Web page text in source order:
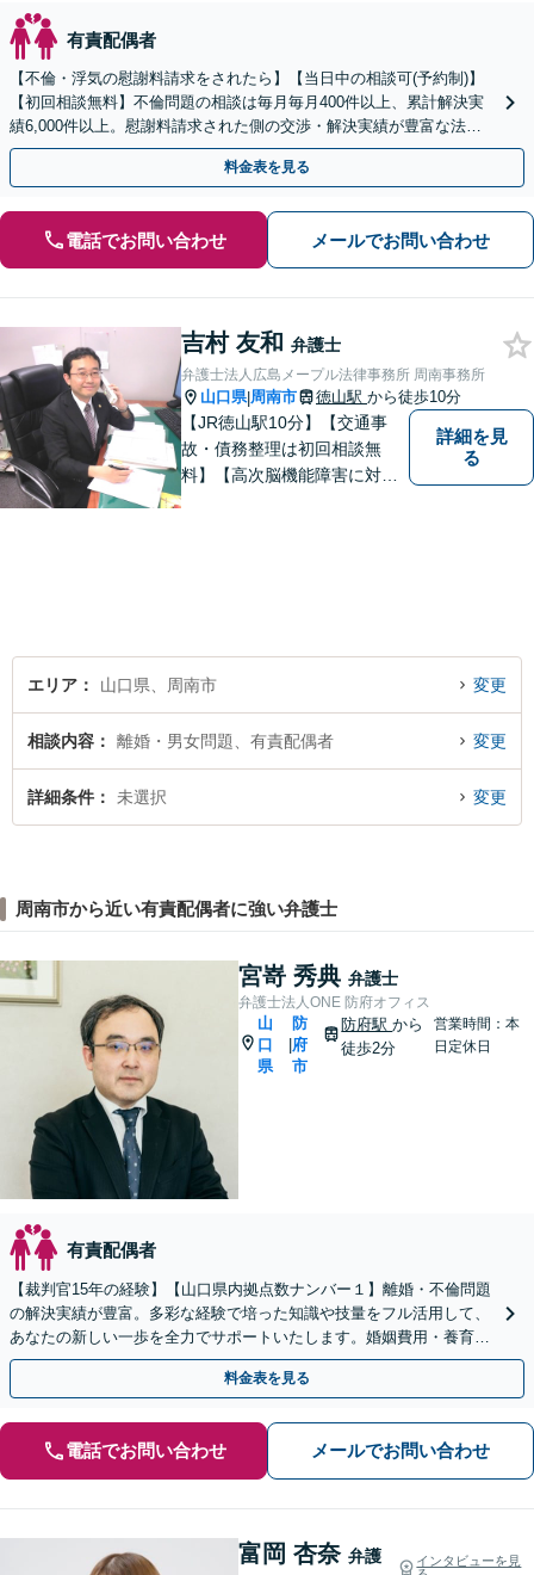
有責配偶者
【不倫・浮気の慰謝料請求をされたら】【当日中の相談可(予約制)】
【初回相談無料】不倫問題の相談は毎月毎月400件以上、累計解決実
績6,000件以上。慰謝料請求された側の交渉・解決実績が豊富な法律
事務所です。
料金表を見る
電話でお問い合わせ メールでお問い合わせ
吉村 友和 弁護士
弁護士法人広島メープル法律事務所 周南事務所
山口県|周南市 徳山駅 から徒歩10分
【JR徳山駅10分】【交通事
故・債務整理は初回相談無
料】【高次脳機能障害に対応
詳細を見
る
エリア 山口県、周南市 変更
相談内容 離婚・男女問題、有責配偶者 変更
詳細条件 未選択 変更
周南市から近い有責配偶者に強い弁護士
宮嵜 秀典 弁護士
弁護士法人ONE 防府オフィス
山
口
県
防
府
市
防府駅から
徒歩2分
営業時間：本
日定休日
有責配偶者
【裁判官15年の経験】【山口県内拠点数ナンバー１】離婚・不倫問題
の解決実績が豊富。多彩な経験で培った知識や技量をフル活用して、
あなたの新しい一歩を全力でサポートいたします。婚姻費用・養育費
／不貞の慰謝料請求／親権／財産分与【夜間対応】
料金表を見る
電話でお問い合わせ メールでお問い合わせ
富岡 杏奈 弁護
インタビューを見